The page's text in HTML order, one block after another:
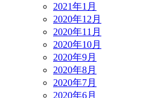
2021年1月
2020年12月
2020年11月
2020年10月
2020年9月
2020年8月
2020年7月
2020年6月